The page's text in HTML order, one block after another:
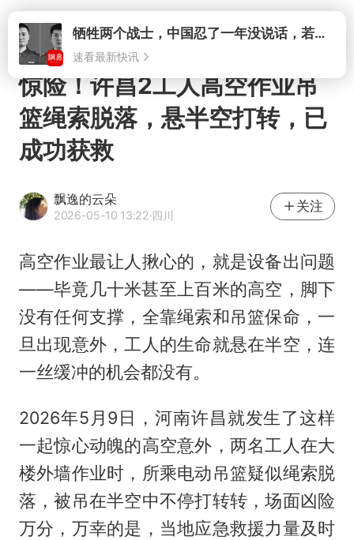
打开
惊险！许昌2工人高空作业吊
篮绳索脱落，悬半空打转，已
成功获救
飘逸的云朵
2026-05-10 13:22·四川
关注
高空作业最让人揪心的，就是设备出问题
——毕竟几十米甚至上百米的高空，脚下
没有任何支撑，全靠绳索和吊篮保命，一
旦出现意外，工人的生命就悬在半空，连
一丝缓冲的机会都没有。
2026年5月9日，河南许昌就发生了这样
一起惊心动魄的高空意外，两名工人在大
楼外墙作业时，所乘电动吊篮疑似绳索脱
落，被吊在半空中不停打转转，场面凶险
万分，万幸的是，当地应急救援力量及时